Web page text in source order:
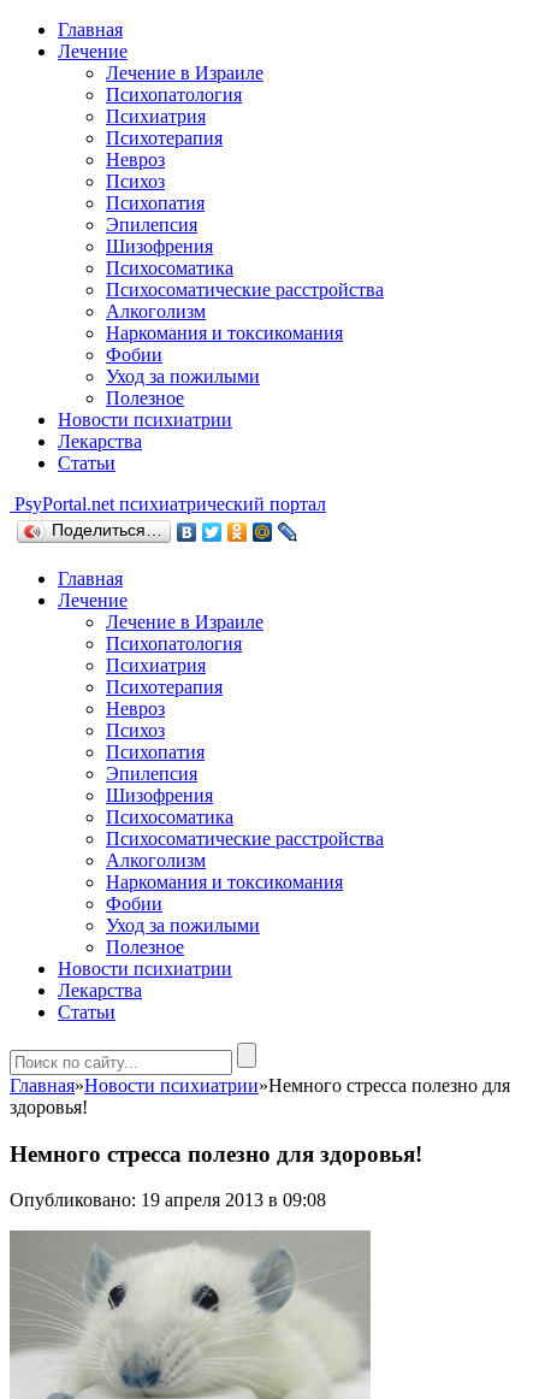
Главная
Лечение
Лечение в Израиле
Психопатология
Психиатрия
Психотерапия
Невроз
Психоз
Психопатия
Эпилепсия
Шизофрения
Психосоматика
Психосоматические расстройства
Алкоголизм
Наркомания и токсикомания
Фобии
Уход за пожилыми
Полезное
Новости психиатрии
Лекарства
Статьи
PsyPortal.net психиатрический портал
Поделиться…
Главная
Лечение
Лечение в Израиле
Психопатология
Психиатрия
Психотерапия
Невроз
Психоз
Психопатия
Эпилепсия
Шизофрения
Психосоматика
Психосоматические расстройства
Алкоголизм
Наркомания и токсикомания
Фобии
Уход за пожилыми
Полезное
Новости психиатрии
Лекарства
Статьи
Главная»Новости психиатрии»Немного стресса полезно для
здоровья!
Немного стресса полезно для здоровья!
Опубликовано: 19 апреля 2013 в 09:08